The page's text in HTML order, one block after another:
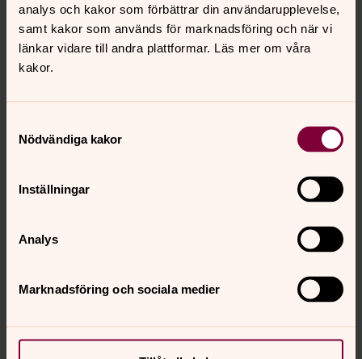
analys och kakor som förbättrar din användarupplevelse,
samt kakor som används för marknadsföring och när vi
länkar vidare till andra plattformar. Läs mer om våra
kakor.
Nödvändiga kakor
Inställningar
Analys
Marknadsföring och sociala medier
Fredrik Gyllensvärd